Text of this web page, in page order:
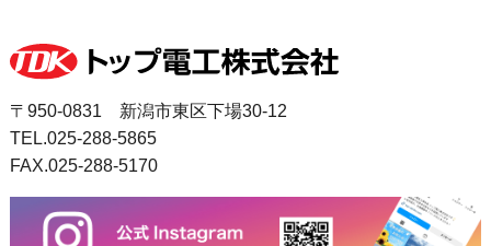
〒950-0831 新潟市東区下場30-12
TEL.025-288-5865
FAX.025-288-5170